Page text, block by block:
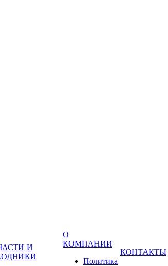
И
О
КОМПАНИИ
Политика
КОНТАКТЫ